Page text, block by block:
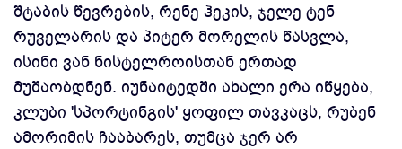
შტაბის წევრების, რენე ჰეკის, ჯელე ტენ
რუველარის და პიტერ მორელის წასვლა,
ისინი ვან ნისტელროისთან ერთად
მუშაობდნენ. იუნაიტედში ახალი ერა იწყება,
კლუბი 'სპორტინგის' ყოფილ თავკაცს, რუბენ
ამორიმის ჩააბარეს, თუმცა ჯერ არ